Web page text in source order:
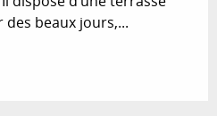
beaux jours,...